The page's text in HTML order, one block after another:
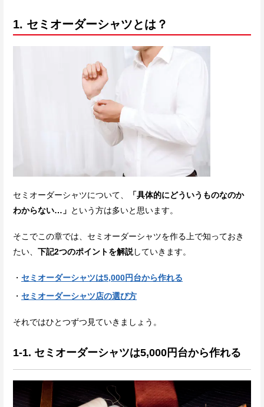
1. セミオーダーシャツとは？
セミオーダーシャツについて、
「具体的にどういうものなのか
わからない…」 という方は多いと思います。
そこでこの章では、セミオーダーシャツを作る上で知っておき
たい、 下記2つのポイントを解説していきます。
セミオーダーシャツは5,000円台から作れる
セミオーダーシャツ店の選び方
それではひとつずつ見ていきましょう。
1-1. セミオーダーシャツは5,000円台から作れる